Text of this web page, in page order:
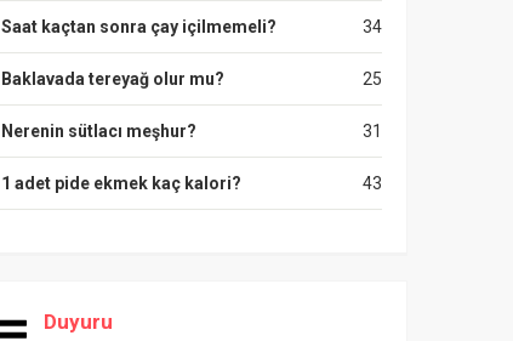
34
Saat kaçtan sonra çay içilmemeli?
25
Baklavada tereyağ olur mu?
31
Nerenin sütlacı meşhur?
43
1 adet pide ekmek kaç kalori?
Duyuru